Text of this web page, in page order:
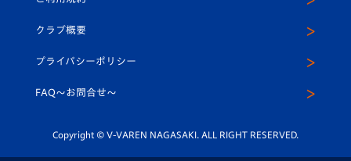
平和祈念活動
ホームタウン活動
スクール
ヴィヴィくんインスタグラム
公式LINE＠
クラブ概要
プライバシーポリシー
FAQ〜お問合せ〜
Copyright © V-VAREN NAGASAKI. ALL RIGHT RESERVED.